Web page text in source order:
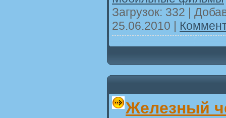
Загрузок: 332 |
25.06.2010 |
Железный